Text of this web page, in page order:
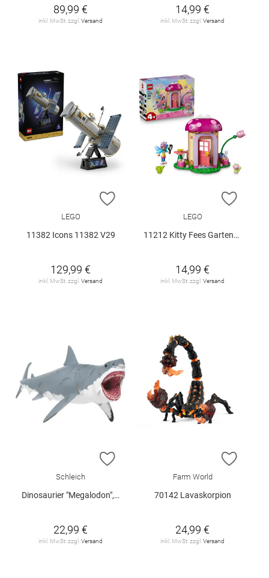
89,99 €
inkl. MwSt. zzgl. Versand
14,99 €
inkl. MwSt. zzgl. Versand
ZUR WUNSCHLISTE HINZUFÜGEN
LEGO
11382 Icons 11382 V29
129,99 €
inkl. MwSt. zzgl. Versand
ZUR
LEGO
11212 Kitty Fees Gartenhaus V29
14,99 €
inkl. MwSt. zzgl. Versand
ZUR WUNSCHLISTE HINZUFÜGEN
Schleich
Dinosaurier "Megalodon", Schleich
22,99 €
inkl. MwSt. zzgl. Versand
ZUR
Farm World
70142 Lavaskorpion
24,99 €
inkl. MwSt. zzgl. Versand